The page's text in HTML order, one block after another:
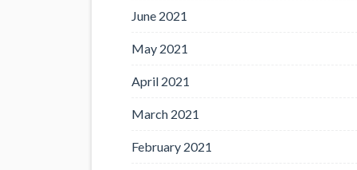
June 2021
May 2021
April 2021
March 2021
February 2021